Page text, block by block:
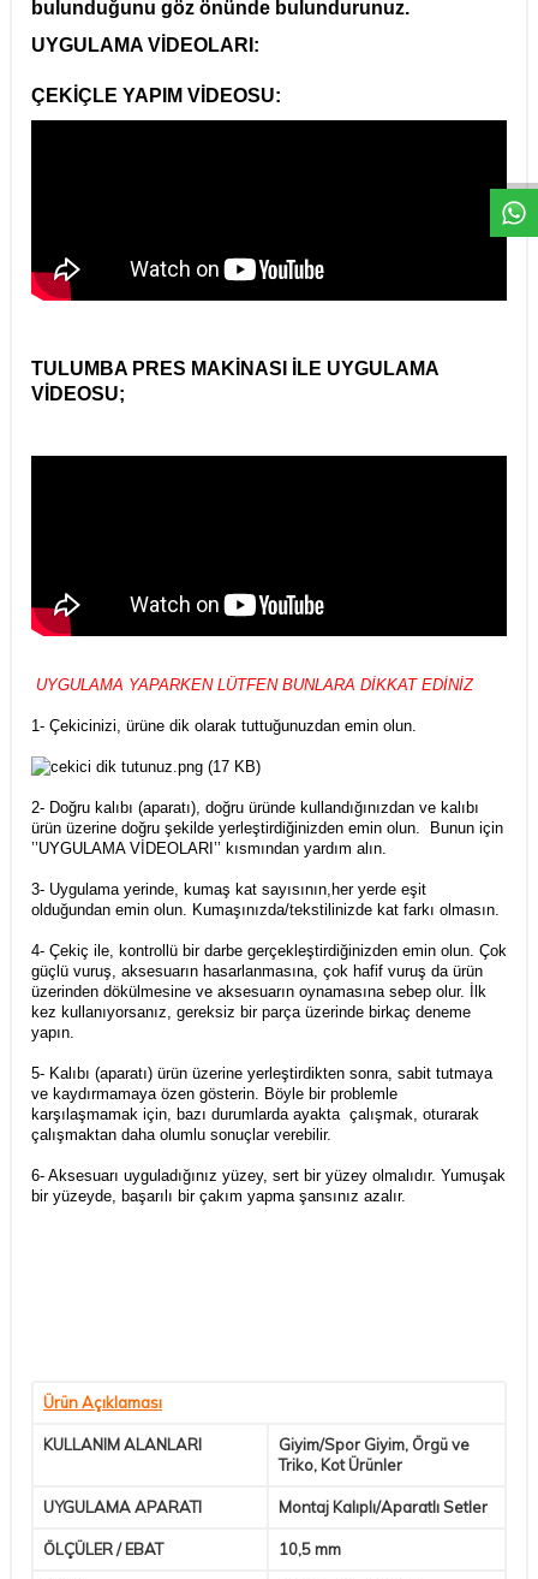
bulunduğunu göz önünde bulundurunuz.
UYGULAMA VİDEOLARI:
ÇEKİÇLE YAPIM VİDEOSU:
TULUMBA PRES MAKİNASI İLE UYGULAMA
VİDEOSU;
UYGULAMA YAPARKEN LÜTFEN BUNLARA DİKKAT EDİNİZ
1- Çekicinizi, ürüne dik olarak tuttuğunuzdan emin olun.
2- Doğru kalıbı (aparatı), doğru üründe kullandığınızdan ve kalıbı
ürün üzerine doğru şekilde yerleştirdiğinizden emin olun. Bunun için
’’UYGULAMA VİDEOLARI’’ kısmından yardım alın.
3- Uygulama yerinde, kumaş kat sayısının,her yerde eşit
olduğundan emin olun. Kumaşınızda/tekstilinizde kat farkı olmasın.
4- Çekiç ile, kontrollü bir darbe gerçekleştirdiğinizden emin olun. Çok
güçlü vuruş, aksesuarın hasarlanmasına, çok hafif vuruş da ürün
üzerinden dökülmesine ve aksesuarın oynamasına sebep olur. İlk
kez kullanıyorsanız, gereksiz bir parça üzerinde birkaç deneme
yapın.
5- Kalıbı (aparatı) ürün üzerine yerleştirdikten sonra, sabit tutmaya
ve kaydırmamaya özen gösterin. Böyle bir problemle
karşılaşmamak için, bazı durumlarda ayakta çalışmak, oturarak
çalışmaktan daha olumlu sonuçlar verebilir.
6- Aksesuarı uyguladığınız yüzey, sert bir yüzey olmalıdır. Yumuşak
bir yüzeyde, başarılı bir çakım yapma şansınız azalır.
Ürün Açıklaması
KULLANIM ALANLARI
Giyim/Spor Giyim, Örgü ve
Triko, Kot Ürünler
UYGULAMA APARATI Montaj Kalıplı/Aparatlı Setler
ÖLÇÜLER / EBAT 10,5 mm